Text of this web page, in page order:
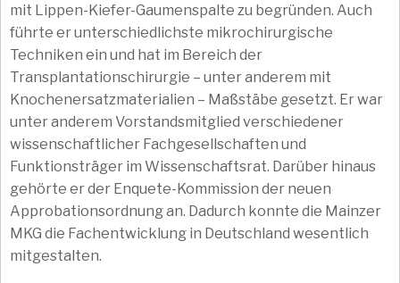
mit Lippen-Kiefer-Gaumenspalte zu begründen. Auch
führte er unterschiedlichste mikrochirurgische
Techniken ein und hat im Bereich der
Transplantationschirurgie – unter anderem mit
Knochenersatzmaterialien – Maßstäbe gesetzt. Er war
unter anderem Vorstandsmitglied verschiedener
wissenschaftlicher Fachgesellschaften und
Funktionsträger im Wissenschaftsrat. Darüber hinaus
gehörte er der Enquete-Kommission der neuen
Approbationsordnung an. Dadurch konnte die Mainzer
MKG die Fachentwicklung in Deutschland wesentlich
mitgestalten.